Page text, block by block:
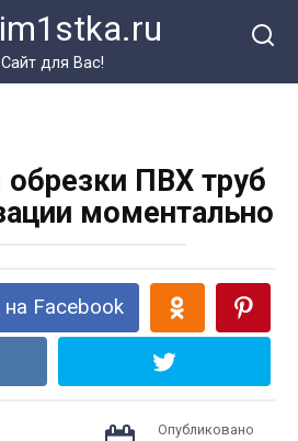
Сайт для Вас!
ПВХ труб
моментально
Facebook
Опубликовано